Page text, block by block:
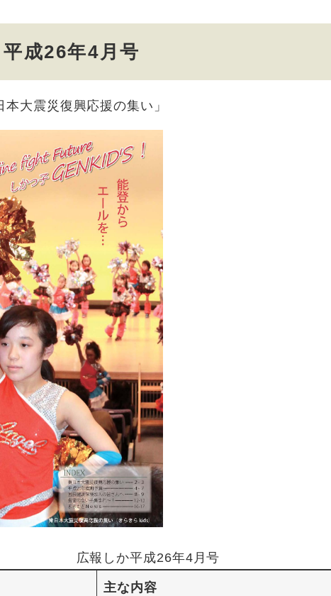
成26年4月号
大震災復興応援の集い」
広報しか平成26年4月号
主な内容